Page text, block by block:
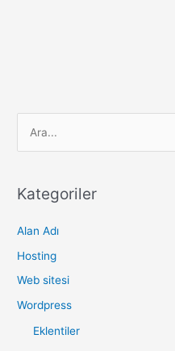
r
h
f
o
Kategoriler
Alan Adı
Hosting
Web sitesi
Wordpress
Eklentiler